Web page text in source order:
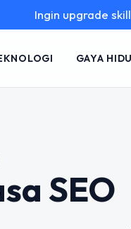
skill tanpa
GAYA
SEO